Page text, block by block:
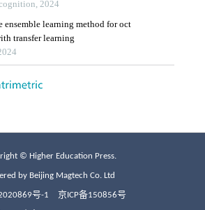
© Higher Education Press.
by Beijing Magtech Co. Ltd
号-1 京ICP备150856号